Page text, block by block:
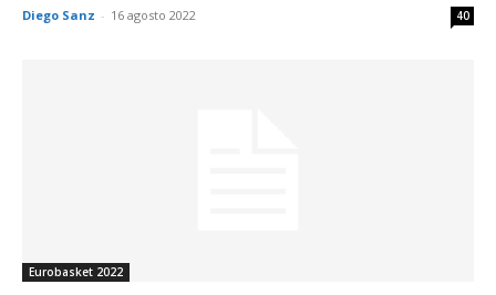
Diego Sanz - 16 agosto 2022 40
Eurobasket 2022